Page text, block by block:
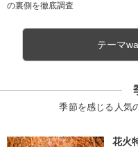
の裏側を徹底調査
テーマ
季節を感じる人気
花火